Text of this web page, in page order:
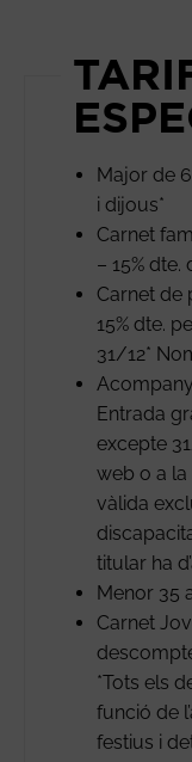
Major de
i dijous*
Carnet
– 15%
Carnet de
15% dte.
31/12*
Entrada
excepte
web o a
vàlida
titular ha
Menor 35
Carnet
*Tots els
funció de
festius i